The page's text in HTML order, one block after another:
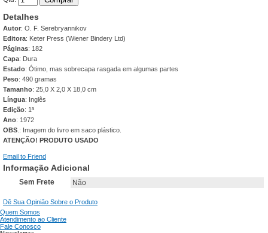
Detalhes
Autor: O. F. Serebryannikov
Editora: Keter Press (Wiener Bindery Ltd)
Páginas: 182
Capa: Dura
Estado: Ótimo, mas sobrecapa rasgada em algumas partes
Peso: 490 gramas
Tamanho: 25,0 X 2,0 X 18,0 cm
Língua: Inglês
Edição: 1ª
Ano: 1972
OBS .: Imagem do livro em saco plástico.
ATENÇÃO! PRODUTO USADO
Email to Friend
Informação Adicional
Sem Frete Não
Dê Sua Opinião Sobre o Produto
Quem Somos
Atendimento ao Cliente
Fale Conosco